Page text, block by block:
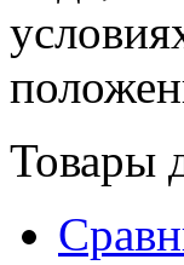
Товары